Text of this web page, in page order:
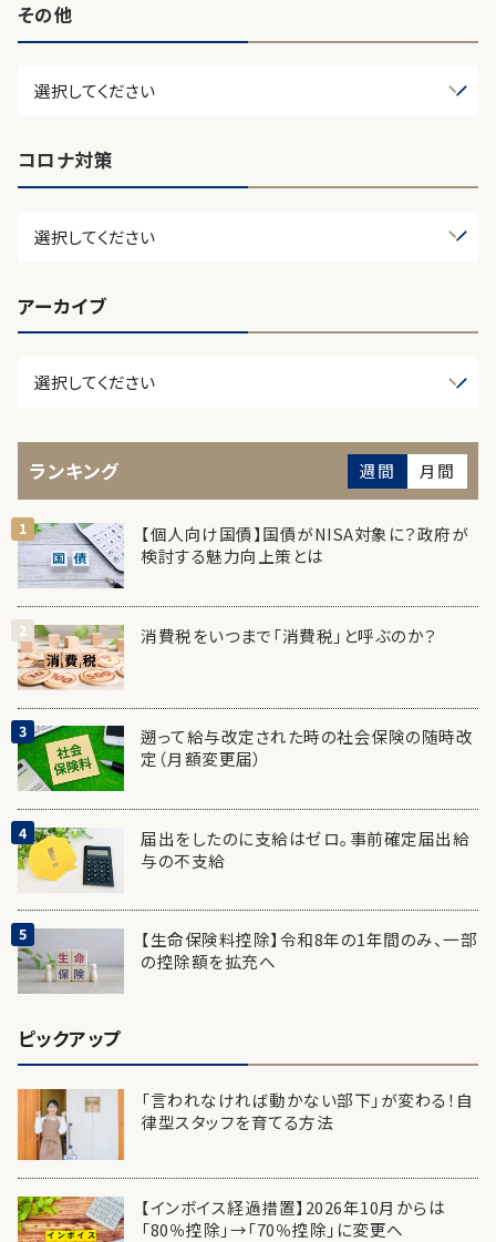
その他
コロナ対策
アーカイブ
ランキング 週間 月間
【個人向け国債】国債がNISA対象に？政府が
検討する魅力向上策とは
消費税をいつまで「消費税」と呼ぶのか？
遡って給与改定された時の社会保険の随時改
定（月額変更届）
届出をしたのに支給はゼロ。事前確定届出給
与の不支給
【生命保険料控除】令和8年の1年間のみ、一部
の控除額を拡充へ
ピックアップ
「言われなければ動かない部下」が変わる！自
律型スタッフを育てる方法
【インボイス経過措置】2026年10月からは
「80％控除」→「70％控除」に変更へ